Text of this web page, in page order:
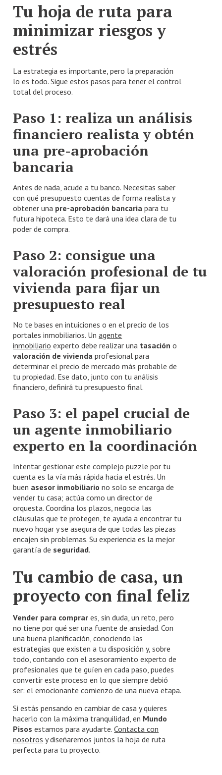
Tu hoja de ruta para
minimizar riesgos y
estrés
La estrategia es importante, pero la preparación
lo es todo. Sigue estos pasos para tener el control
total del proceso.
Paso 1: realiza un análisis
financiero realista y obtén
una pre-aprobación
bancaria
Antes de nada, acude a tu banco. Necesitas saber
con qué presupuesto cuentas de forma realista y
obtener una pre-aprobación bancaria para tu
futura hipoteca. Esto te dará una idea clara de tu
poder de compra.
Paso 2: consigue una
valoración profesional de tu
vivienda para fijar un
presupuesto real
No te bases en intuiciones o en el precio de los
portales inmobiliarios. Unagente
inmobiliario experto debe realizar una tasación o
valoración de vivienda profesional para
determinar el precio de mercado más probable de
tu propiedad. Ese dato, junto con tu análisis
financiero, definirá tu presupuesto final.
Paso 3: el papel crucial de
un agente inmobiliario
experto en la coordinación
Intentar gestionar este complejo puzzle por tu
cuenta es la vía más rápida hacia el estrés. Un
buen asesor inmobiliario no solo se encarga de
vender tu casa; actúa como un director de
orquesta. Coordina los plazos, negocia las
cláusulas que te protegen, te ayuda a encontrar tu
nuevo hogar y se asegura de que todas las piezas
encajen sin problemas. Su experiencia es la mejor
garantía de seguridad.
Tu cambio de casa, un
proyecto con final feliz
Vender para comprar es, sin duda, un reto, pero
no tiene por qué ser una fuente de ansiedad. Con
una buena planificación, conociendo las
estrategias que existen a tu disposición y, sobre
todo, contando con el asesoramiento experto de
profesionales que te guíen en cada paso, puedes
convertir este proceso en lo que siempre debió
ser: el emocionante comienzo de una nueva etapa.
Si estás pensando en cambiar de casa y quieres
hacerlo con la máxima tranquilidad, en Mundo
Pisos estamos para ayudarte.Contacta con
nosotros y diseñaremos juntos la hoja de ruta
perfecta para tu proyecto.